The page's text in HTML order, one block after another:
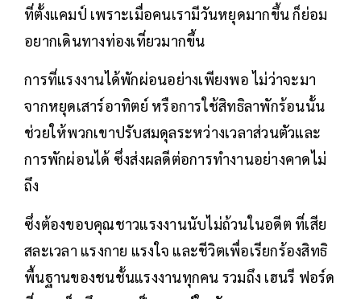
ที่ตั้งแคมป์ เพราะเมื่อคนเรามีวันหยุดมากขึ้น ก็ย่อม
อยากเดินทางท่องเที่ยวมากขึ้น
การที่แรงงานได้พักผ่อนอย่างเพียงพอ ไม่ว่าจะมา
จากหยุดเสาร์อาทิตย์ หรือการใช้สิทธิลาพักร้อนนั้น
ช่วยให้พวกเขาปรับสมดุลระหว่างเวลาส่วนตัวและ
การพักผ่อนได้ ซึ่งส่งผลดีต่อการทำงานอย่างคาดไม่
ถึง
ซึ่งต้องขอบคุณชาวแรงงานนับไม่ถ้วนในอดีต ที่เสีย
สละเวลา แรงกาย แรงใจ และชีวิตเพื่อเรียกร้องสิทธิ
พื้นฐานของชนชั้นแรงงานทุกคน รวมถึง เฮนรี ฟอร์ด